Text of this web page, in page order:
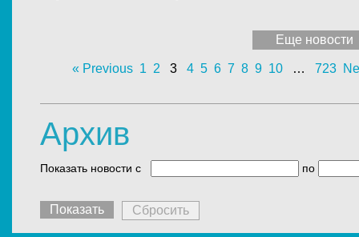
Еще новости
« Previous 1 2 3 4 5 6 7 8 9 10 … 723
Архив
Показать новости c по
Сбросить